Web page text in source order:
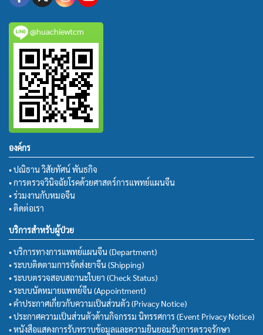
@huachiewtcm
องค์กร
• ปณิธาน วิสัยทัศน์ พันธกิจ
• การตรวจวินิจฉัยโรคด้วยศาสตร์การแพทย์แผนจีน
• ร่วมงานกับหมอจีน
• ติดต่อเรา
บริการสำหรับผู้ป่วย
• บริการทางการแพทย์แผนจีน (Department)
• ระบบติดตามการจัดส่งยาจีน (Shipping)
• ระบบตรวจสอบสถานะใบยา (Check Status)
• ระบบนัดหมายแพทย์จีน (Appointment)
• คำประกาศเกี่ยวกับความเป็นส่วนตัว (Privacy Notice)
• ประกาศความเป็นส่วนตัวด้านกิจกรรม นิทรรศการ (Event Privacy Notice)
• หนังสือแสดงการรับทราบข้อมูลและความยินยอมรับการตรวจรักษา